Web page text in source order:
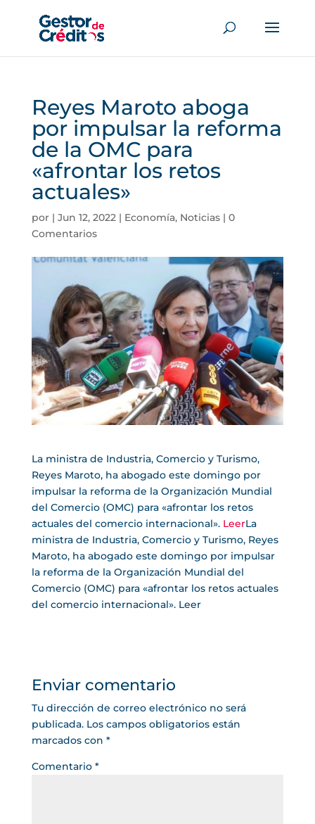
Reyes Maroto aboga
por impulsar la reforma
de la OMC para
«afrontar los retos
actuales»
por | Jun 12, 2022| Economía, Noticias| 0
Comentarios
La ministra de Industria, Comercio y Turismo,
Reyes Maroto, ha abogado este domingo por
impulsar la reforma de la Organización Mundial
del Comercio (OMC) para «afrontar los retos
actuales del comercio internacional». LeerLa
ministra de Industria, Comercio y Turismo, Reyes
Maroto, ha abogado este domingo por impulsar
la reforma de la Organización Mundial del
Comercio (OMC) para «afrontar los retos actuales
del comercio internacional». Leer
Enviar comentario
Tu dirección de correo electrónico no será
publicada. Los campos obligatorios están
marcados con *
Comentario *